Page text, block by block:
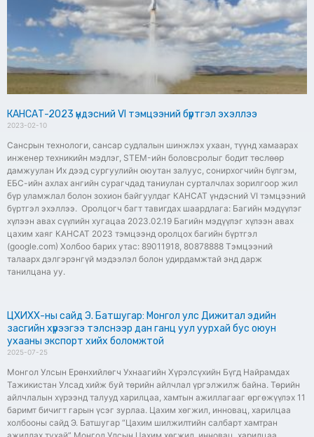
КАНСАТ-2023 үндэсний VI тэмцээний бүртгэл эхэллээ
2023-02-10
Сансрын технологи, сансар судлалын шинжлэх ухаан, түүнд хамаарах
инженер техникийн мэдлэг, STEM-ийн боловсролыг бодит төслөөр
дамжуулан Их дээд сургуулийн оюутан залуус, сонирхогчийн бүлгэм,
ЕБС-ийн ахлах ангийн сурагчдад таниулан сурталчлах зорилгоор жил
бүр уламжлал болон зохион байгуулдаг КАНСАТ үндэсний VI тэмцээний
бүртгэл эхэллээ. Оролцогч багт тавигдах шаардлага: Багийн мэдүүлэг
хүлээн авах сүүлийн хугацаа 2023.02.19 Багийн мэдүүлэг хүлээн авах
цахим хаяг КАНСАТ 2023 тэмцээнд оролцох багийн бүртгэл
(google.com) Холбоо барих утас: 89011918, 80878888 Тэмцээний
талаарх дэлгэрэнгүй мэдээлэл болон удирдамжтай энд дарж
танилцана уу.
ЦХИХХ-ны сайд Э. Батшугар: Монгол улс Дижитал эдийн
засгийн хүрээгээ тэлснээр дан ганц уул уурхай бус оюун
ухааны экспорт хийх боломжтой
2025-07-25
Монгол Улсын Ерөнхийлөгч Ухнаагийн Хүрэлсүхийн Бүгд Найрамдах
Тажикистан Улсад хийж буй төрийн айлчлал үргэлжилж байна. Төрийн
айлчлалын хүрээнд талууд харилцаа, хамтын ажиллагааг өргөжүүлэх 11
баримт бичигт гарын үсэг зурлаа. Цахим хөгжил, инновац, харилцаа
холбооны сайд Э. Батшугар “Цахим шилжилтийн салбарт хамтран